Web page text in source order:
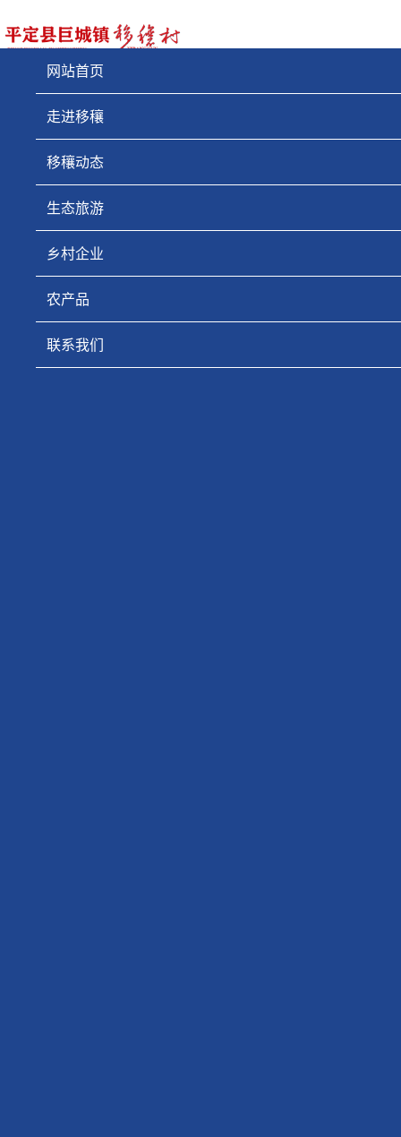
网站首页
走进移穰
移穰动态
生态旅游
乡村企业
农产品
联系我们